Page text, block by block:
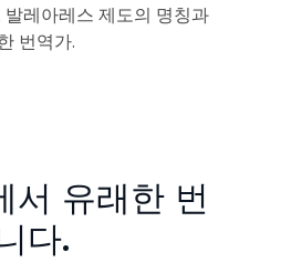
레아레스 제도의 명칭과
번역가.
서 유래한 번
다.